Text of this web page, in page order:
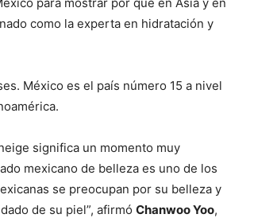
como la experta en hidratación y
México es el país número 15 a nivel
significa un momento muy
mexicano de belleza es uno de los
se preocupan por su belleza y
de su piel”, afirmó Chanwoo Yoo,